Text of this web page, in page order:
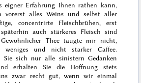
eigner Erfahrung Ihnen rathen kann,
vorerst alles Weins und selbst aller
concentrirte Fleischbrühen, erst
auch stärkeres Fleisch sind
Thee taugte mir nicht,
weniges und nicht starker Caffee.
Sie sich nur alle sinistern Gedanken
erhalten Sie die Hoffnung stets
zwar recht gut, wenn wir einmal